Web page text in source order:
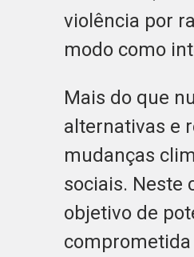
violência por
modo como
Mais do que
alternativas e
mudanças
sociais. Neste
objetivo de
comprometida